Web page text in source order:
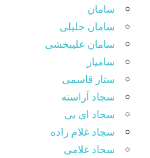
سامان
سامان جلیلی
سامان علیبخشی
سامیار
ستار قاسمی
سجاد آراسته
سجاد ای بی
سجاد غلام زاده
سجاد غلامی